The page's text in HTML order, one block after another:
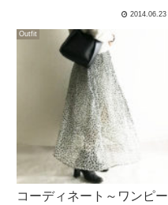
2014.06.23
Outfit
コーディネート～ワンピー